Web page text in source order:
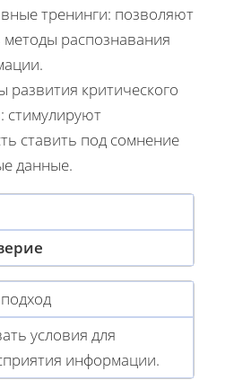
тренинги: позволяют
методы распознавания
развития критического
ставить под сомнение
данные.
условия для
информации.